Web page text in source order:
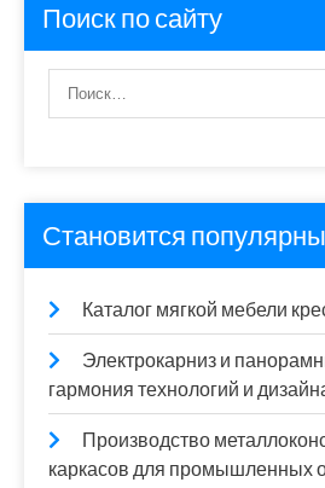
Поиск по сайту
Становится
Каталог мягкой мебели
Электрокарниз и
гармония технологий и
Производство
каркасов для промышленных